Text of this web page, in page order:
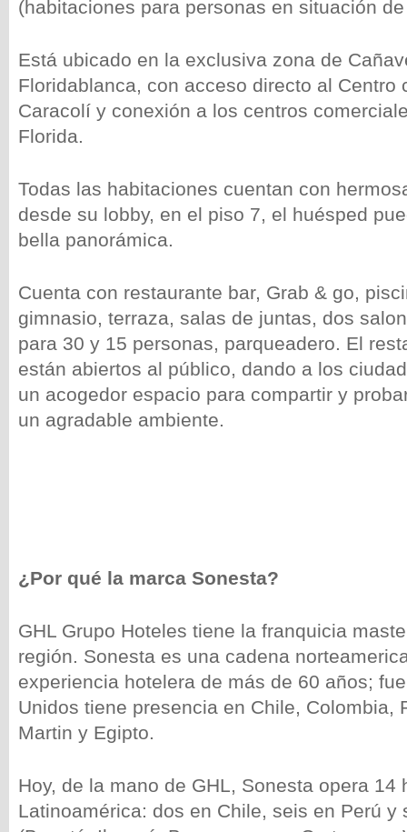
(habitaciones para personas en situación
Está ubicado en la exclusiva zona de
Floridablanca, con acceso directo al Centro
Caracolí y conexión a los centros
Florida.
Todas las habitaciones cuentan con
desde su lobby, en el piso 7, el huésped
bella panorámica.
Cuenta con restaurante bar, Grab & go,
gimnasio, terraza, salas de juntas, dos
para 30 y 15 personas, parqueadero. El
están abiertos al público, dando a los
un acogedor espacio para compartir y
un agradable ambiente.
¿Por qué la marca Sonesta?
GHL Grupo Hoteles tiene la franquicia
región. Sonesta es una cadena
experiencia hotelera de más de 60 años;
Unidos tiene presencia en Chile, Colombia,
Martin y Egipto.
Hoy, de la mano de GHL, Sonesta opera 14
Latinoamérica: dos en Chile, seis en Perú y